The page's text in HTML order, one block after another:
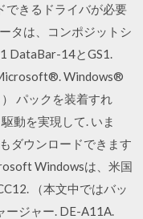
できるドライバが必要
タは、コンポジットシ
DataBar-14とGS1.
Windows®
パックを装着すれ
動を実現して. いま
ダウンロードできます
Windowsは、米国
（本文中ではバッ
ージャー. DE-A11A.